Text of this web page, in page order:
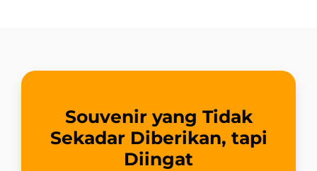
Souvenir yang Tidak
Sekadar Diberikan, tapi
Diingat